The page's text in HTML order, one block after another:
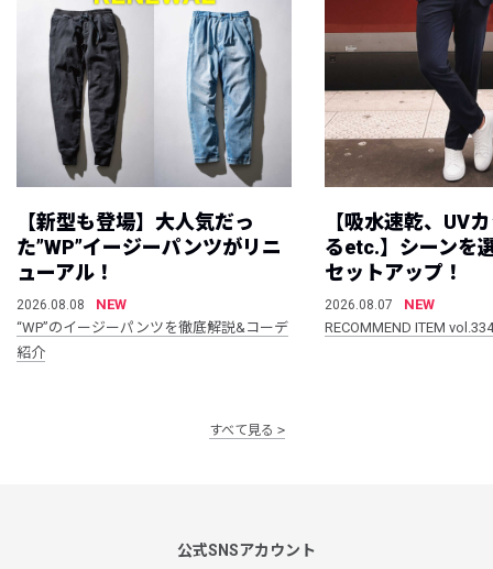
【新型も登場】大人気だっ
た”WP”イージーパンツがリニ
ューアル！
2026.08.08
NEW
“WP”のイージーパンツを徹底解説&コーデ
紹介
【吸水速乾、UV
るetc.】シーンを
セットアップ！
2026.08.07
NEW
RECOMMEND ITEM vol.334
すべて見る
公式SNSアカウント